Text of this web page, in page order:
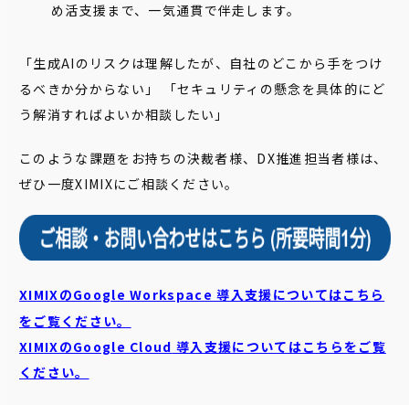
め活支援まで、一気通貫で伴走します。
「生成AIのリスクは理解したが、自社のどこから手をつけ
るべきか分からない」 「セキュリティの懸念を具体的にど
う解消すればよいか相談したい」
このような課題をお持ちの決裁者様、DX推進担当者様は、
ぜひ一度XIMIXにご相談ください。
XIMIXのGoogle Workspace 導入支援についてはこちら
をご覧ください。
XIMIXのGoogle Cloud 導入支援についてはこちらをご覧
ください。